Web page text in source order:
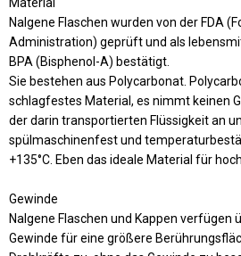
Nalgene Flaschen wurden von der FDA
Administration) geprüft und als
BPA (Bisphenol-A) bestätigt.
Sie bestehen aus Polycarbonat.
schlagfestes Material, es nimmt keinen
der darin transportierten Flüssigkeit an
spülmaschinenfest und
+135°C. Eben das ideale Material für
Gewinde
Nalgene Flaschen und Kappen verfügen
Gewinde für eine größere